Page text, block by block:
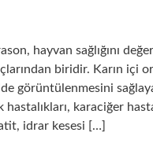
hayvan sağlığını
biridir. Karın içi
görüntülenmesini
karaciğer
idrar kesesi […]